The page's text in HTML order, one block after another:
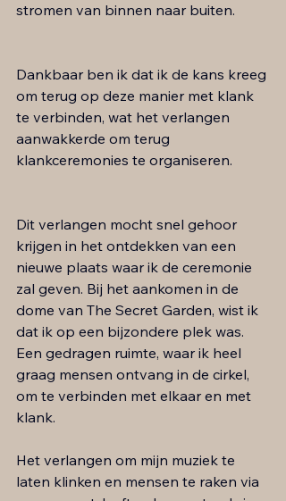
stromen van binnen naar buiten.
Dankbaar ben ik dat ik de kans kreeg
om terug op deze manier met klank
te verbinden, wat het verlangen
aanwakkerde om terug
klankceremonies te organiseren.
Dit verlangen mocht snel gehoor
krijgen in het ontdekken van een
nieuwe plaats waar ik de ceremonie
zal geven. Bij het aankomen in de
dome van The Secret Garden, wist ik
dat ik op een bijzondere plek was.
Een gedragen ruimte, waar ik heel
graag mensen ontvang in de cirkel,
om te verbinden met elkaar en met
klank.
​Het verlangen om mijn muziek te
laten klinken en mensen te raken via